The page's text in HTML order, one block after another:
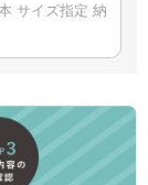
イズ指定 納